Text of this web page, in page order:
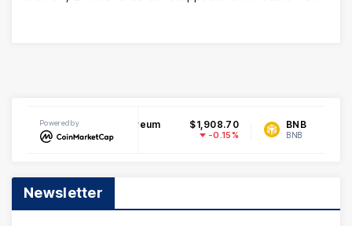
Powered byEthereum $1,908.70
ETH
BNB
Newsletter